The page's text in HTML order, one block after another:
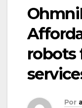
robots
Por